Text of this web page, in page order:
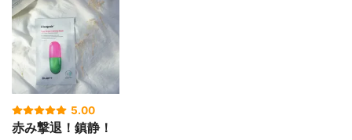
5.00
赤み撃退！鎮静！